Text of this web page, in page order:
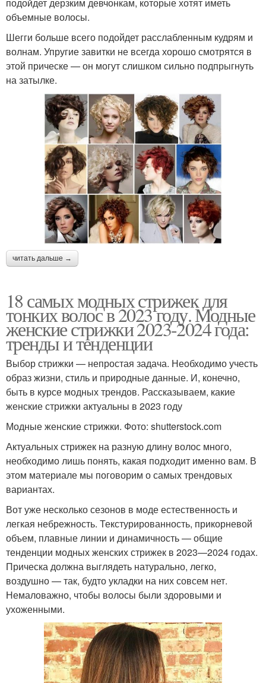
объемные волосы.
Шегги больше всего подойдет расслабленным кудрям и
волнам. Упругие завитки не всегда хорошо смотрятся в
этой прическе — он могут слишком сильно подпрыгнуть
на затылке.
читать дальше →
18 самых модных стрижек для
тонких волос в 2023 году. Модные
женские стрижки 2023-2024 года:
тренды и тенденции
Выбор стрижки — непростая задача. Необходимо учесть
образ жизни, стиль и природные данные. И, конечно,
быть в курсе модных трендов. Рассказываем, какие
женские стрижки актуальны в 2023 году
Модные женские стрижки. Фото: shutterstock.com
Актуальных стрижек на разную длину волос много,
необходимо лишь понять, какая подходит именно вам. В
этом материале мы поговорим о самых трендовых
вариантах.
Вот уже несколько сезонов в моде естественность и
легкая небрежность. Текстурированность, прикорневой
объем, плавные линии и динамичность — общие
тенденции модных женских стрижек в 2023—2024 годах.
Прическа должна выглядеть натурально, легко,
воздушно — так, будто укладки на них совсем нет.
Немаловажно, чтобы волосы были здоровыми и
ухоженными.